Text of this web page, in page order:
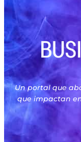
Un portal que
que impactan